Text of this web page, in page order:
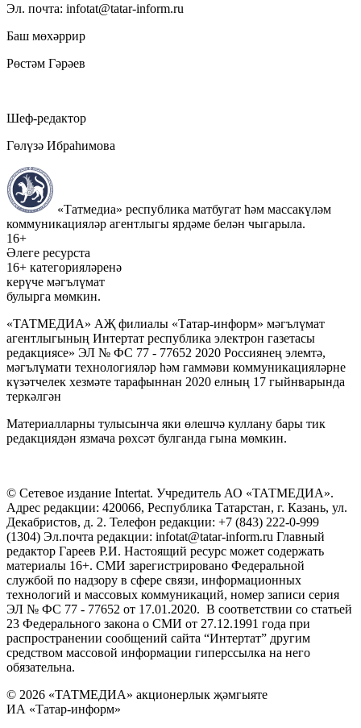
Эл. почта: infotat@tatar-inform.ru
Баш мөхәррир
Рөстәм Гәрәев
Шеф-редактор
Гөлүзә Ибраһимова
«Татмедиа» республика матбугат һәм массакүләм
коммуникацияләр агентлыгы ярдәме белән чыгарыла.
16+
Әлеге ресурста
16+ категорияләренә
керүче мәгълүмат
булырга мөмкин.
«ТАТМЕДИА» АҖ филиалы «Татар-информ» мәгълүмат
агентлыгының Интертат республика электрон газетасы
редакциясе» ЭЛ № ФС 77 - 77652 2020 Россиянең элемтә,
мәгълүмати технологияләр һәм гаммәви коммуникацияләрне
күзәтчелек хезмәте тарафыннан 2020 елның 17 гыйнварында
теркәлгән
Материалларны тулысынча яки өлешчә куллану бары тик
редакциядән язмача рөхсәт булганда гына мөмкин.
© Сетевое издание Intertat. Учредитель АО «ТАТМЕДИА».
Адрес редакции: 420066, Республика Татарстан, г. Казань, ул.
Декабристов, д. 2. Телефон редакции: +7 (843) 222-0-999
(1304) Эл.почта редакции: infotat@tatar-inform.ru Главный
редактор Гареев Р.И. Настоящий ресурс может содержать
материалы 16+. СМИ зарегистрировано Федеральной
службой по надзору в сфере связи, информационных
технологий и массовых коммуникаций, номер записи серия
ЭЛ № ФС 77 - 77652 от 17.01.2020. В соответствии со статьей
23 Федерального закона о СМИ от 27.12.1991 года при
распространении сообщений сайта “Интертат” другим
средством массовой информации гиперссылка на него
обязательна.
© 2026 «ТАТМЕДИА» акционерлык җәмгыяте
ИА «Татар-информ»